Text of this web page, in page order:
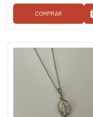
COMPRAR